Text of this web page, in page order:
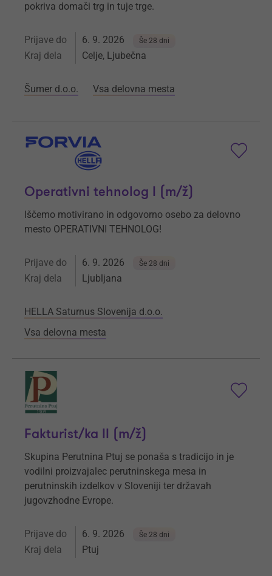
pokriva domači trg in tuje trge.
Prijave do 6. 9. 2026 Še 28 dni
Kraj dela Celje, Ljubečna
Šumer d.o.o. Vsa delovna mesta
Operativni tehnolog I (m/ž)
Iščemo motivirano in odgovorno osebo za delovno
mesto OPERATIVNI TEHNOLOG!
Prijave do 6. 9. 2026 Še 28 dni
Kraj dela Ljubljana
HELLA Saturnus Slovenija d.o.o.
Vsa delovna mesta
Fakturist/ka II (m/ž)
Skupina Perutnina Ptuj se ponaša s tradicijo in je
vodilni proizvajalec perutninskega mesa in
perutninskih izdelkov v Sloveniji ter državah
jugovzhodne Evrope.
Prijave do 6. 9. 2026 Še 28 dni
Kraj dela Ptuj